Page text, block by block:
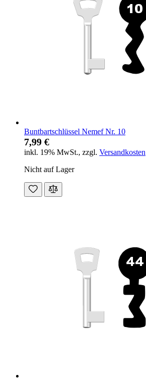
Buntbartschlüssel Nemef Nr. 10
7,99 €
inkl. 19% MwSt., zzgl. Versandkosten
Nicht auf Lager